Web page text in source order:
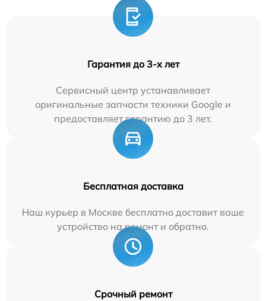
Гарантия до 3-х лет
Сервисный центр устанавливает
оригинальные запчасти техники Google и
предоставляет гарантию до 3 лет.
Бесплатная доставка
Наш курьер в Москве бесплатно доставит ваше
устройство на ремонт и обратно.
Срочный ремонт